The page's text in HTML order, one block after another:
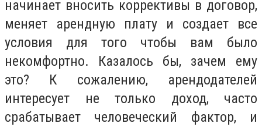
начинает вносить коррективы в договор,
меняет арендную плату и создает все
условия для того чтобы вам было
некомфортно. Казалось бы, зачем ему
это? К сожалению, арендодателей
интересует не только доход, часто
срабатывает человеческий фактор, и